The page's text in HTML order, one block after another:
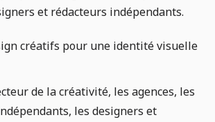
et rédacteurs indépendants.
créatifs pour une identité visuelle
de la créativité, les agences, les
les designers et